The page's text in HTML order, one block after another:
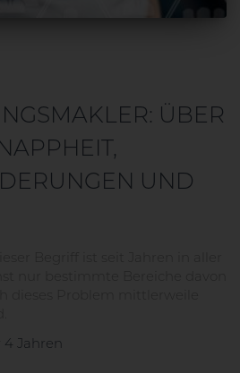
ÜBER
UND
4 Jahren